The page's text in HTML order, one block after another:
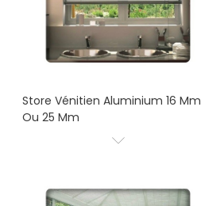
Store Vénitien Aluminium 16 Mm
Ou 25 Mm